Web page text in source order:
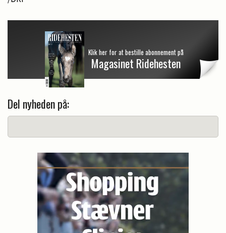
Klik her for at bestille abonnement på
Magasinet Ridehesten
Del nyheden på: